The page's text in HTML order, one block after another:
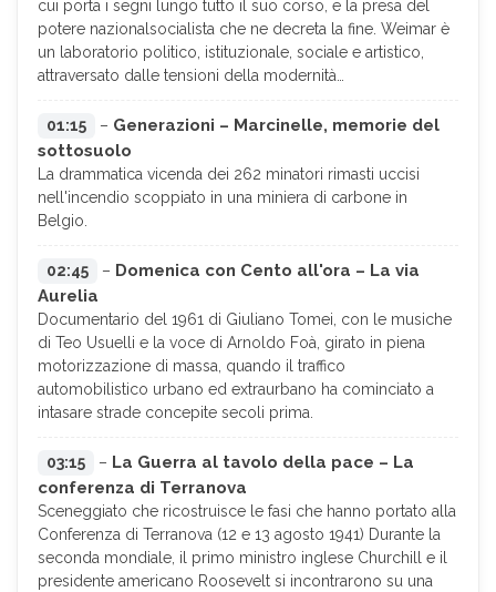
cui porta i segni lungo tutto il suo corso, e la presa del
potere nazionalsocialista che ne decreta la fine. Weimar è
un laboratorio politico, istituzionale, sociale e artistico,
attraversato dalle tensioni della modernità…
01:15 – Generazioni – Marcinelle, memorie del
sottosuolo
La drammatica vicenda dei 262 minatori rimasti uccisi
nell'incendio scoppiato in una miniera di carbone in
Belgio.
02:45 – Domenica con Cento all'ora – La via
Aurelia
Documentario del 1961 di Giuliano Tomei, con le musiche
di Teo Usuelli e la voce di Arnoldo Foà, girato in piena
motorizzazione di massa, quando il traffico
automobilistico urbano ed extraurbano ha cominciato a
intasare strade concepite secoli prima.
03:15 – La Guerra al tavolo della pace – La
conferenza di Terranova
Sceneggiato che ricostruisce le fasi che hanno portato alla
Conferenza di Terranova (12 e 13 agosto 1941) Durante la
seconda mondiale, il primo ministro inglese Churchill e il
presidente americano Roosevelt si incontrarono su una